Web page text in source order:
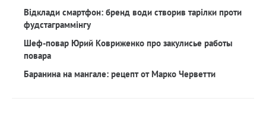
Відклади смартфон: бренд води створив тарілки проти
фудстаграммінгу
Шеф-повар Юрий Ковриженко про закулисье работы
повара
Баранина на мангале: рецепт от Марко Черветти